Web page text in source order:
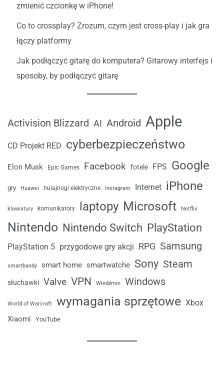
zmienić czcionkę w iPhone!
Co to crossplay? Zrozum, czym jest cross-play i jak gra
łączy platformy
Jak podłączyć gitarę do komputera? Gitarowy interfejs i
sposoby, by podłączyć gitarę
Activision Blizzard AI Android Apple
CD Projekt RED cyberbezpieczeństwo
Elon Musk Epic Games Facebook fotele FPS Google
gry Huawei hulajnogi elektryczne Instagram Internet iPhone
klawiatury komunikatory laptopy Microsoft Netflix
Nintendo Nintendo Switch PlayStation
PlayStation 5 przygodowe gry akcji RPG Samsung
smartbandy smart home smartwatche Sony Steam
słuchawki Valve VPN Wiedźmin Windows
World of Warcraft wymagania sprzętowe Xbox
Xiaomi YouTube